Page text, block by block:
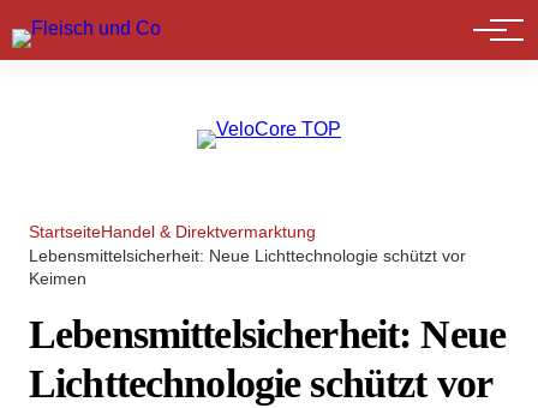
Marktführer
StartseiteHandel & Direktvermarktung
Lebensmittelsicherheit: Neue Lichttechnologie schützt vor
Keimen
Lebensmittelsicherheit: Neue
Lichttechnologie schützt vor